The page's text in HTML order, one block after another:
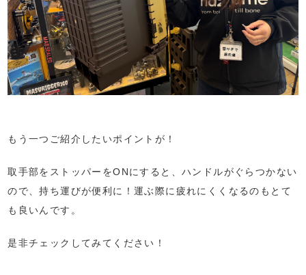
もう一つご紹介したいポイントが！
取手部をストッパーをONにすると、ハンドルがぐらつかない
ので、持ち運びが便利に！運ぶ際に疲れにくくなるのもとて
も良いんです。
是非チェックしてみてください！